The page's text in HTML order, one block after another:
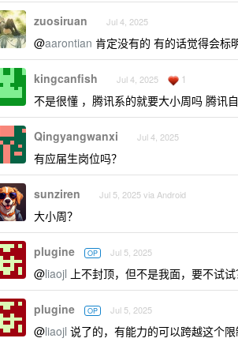
zuosiruan Jul 4, 2025
@aarontian 肯定没有的 有的话觉得会标
kingcanfish Jul 4, 2025 1
不是很懂 ，腾讯系的就要大小周吗 腾讯
Qingyangwanxi Jul 4, 2025
有应届生岗位吗？
sunziren Jul 5, 2025 via Android
大小周？
plugine OP Jul 5, 2025
@liaojl 上不封顶，但不是我面，要不试试
plugine OP Jul 5, 2025
@liaojl 说了的，有能力的可以跨越这个